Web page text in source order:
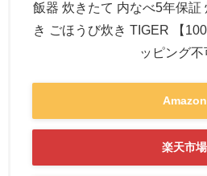
飯器 炊きたて 内なべ5年保証
き ごほうび炊き TIGER 【
ッピング不
Amazon
楽天市場